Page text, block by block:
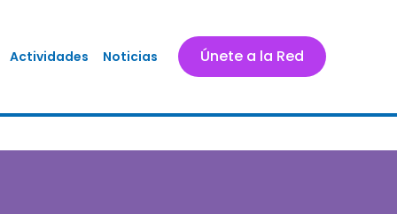
Actividades Noticias Únete a la Red